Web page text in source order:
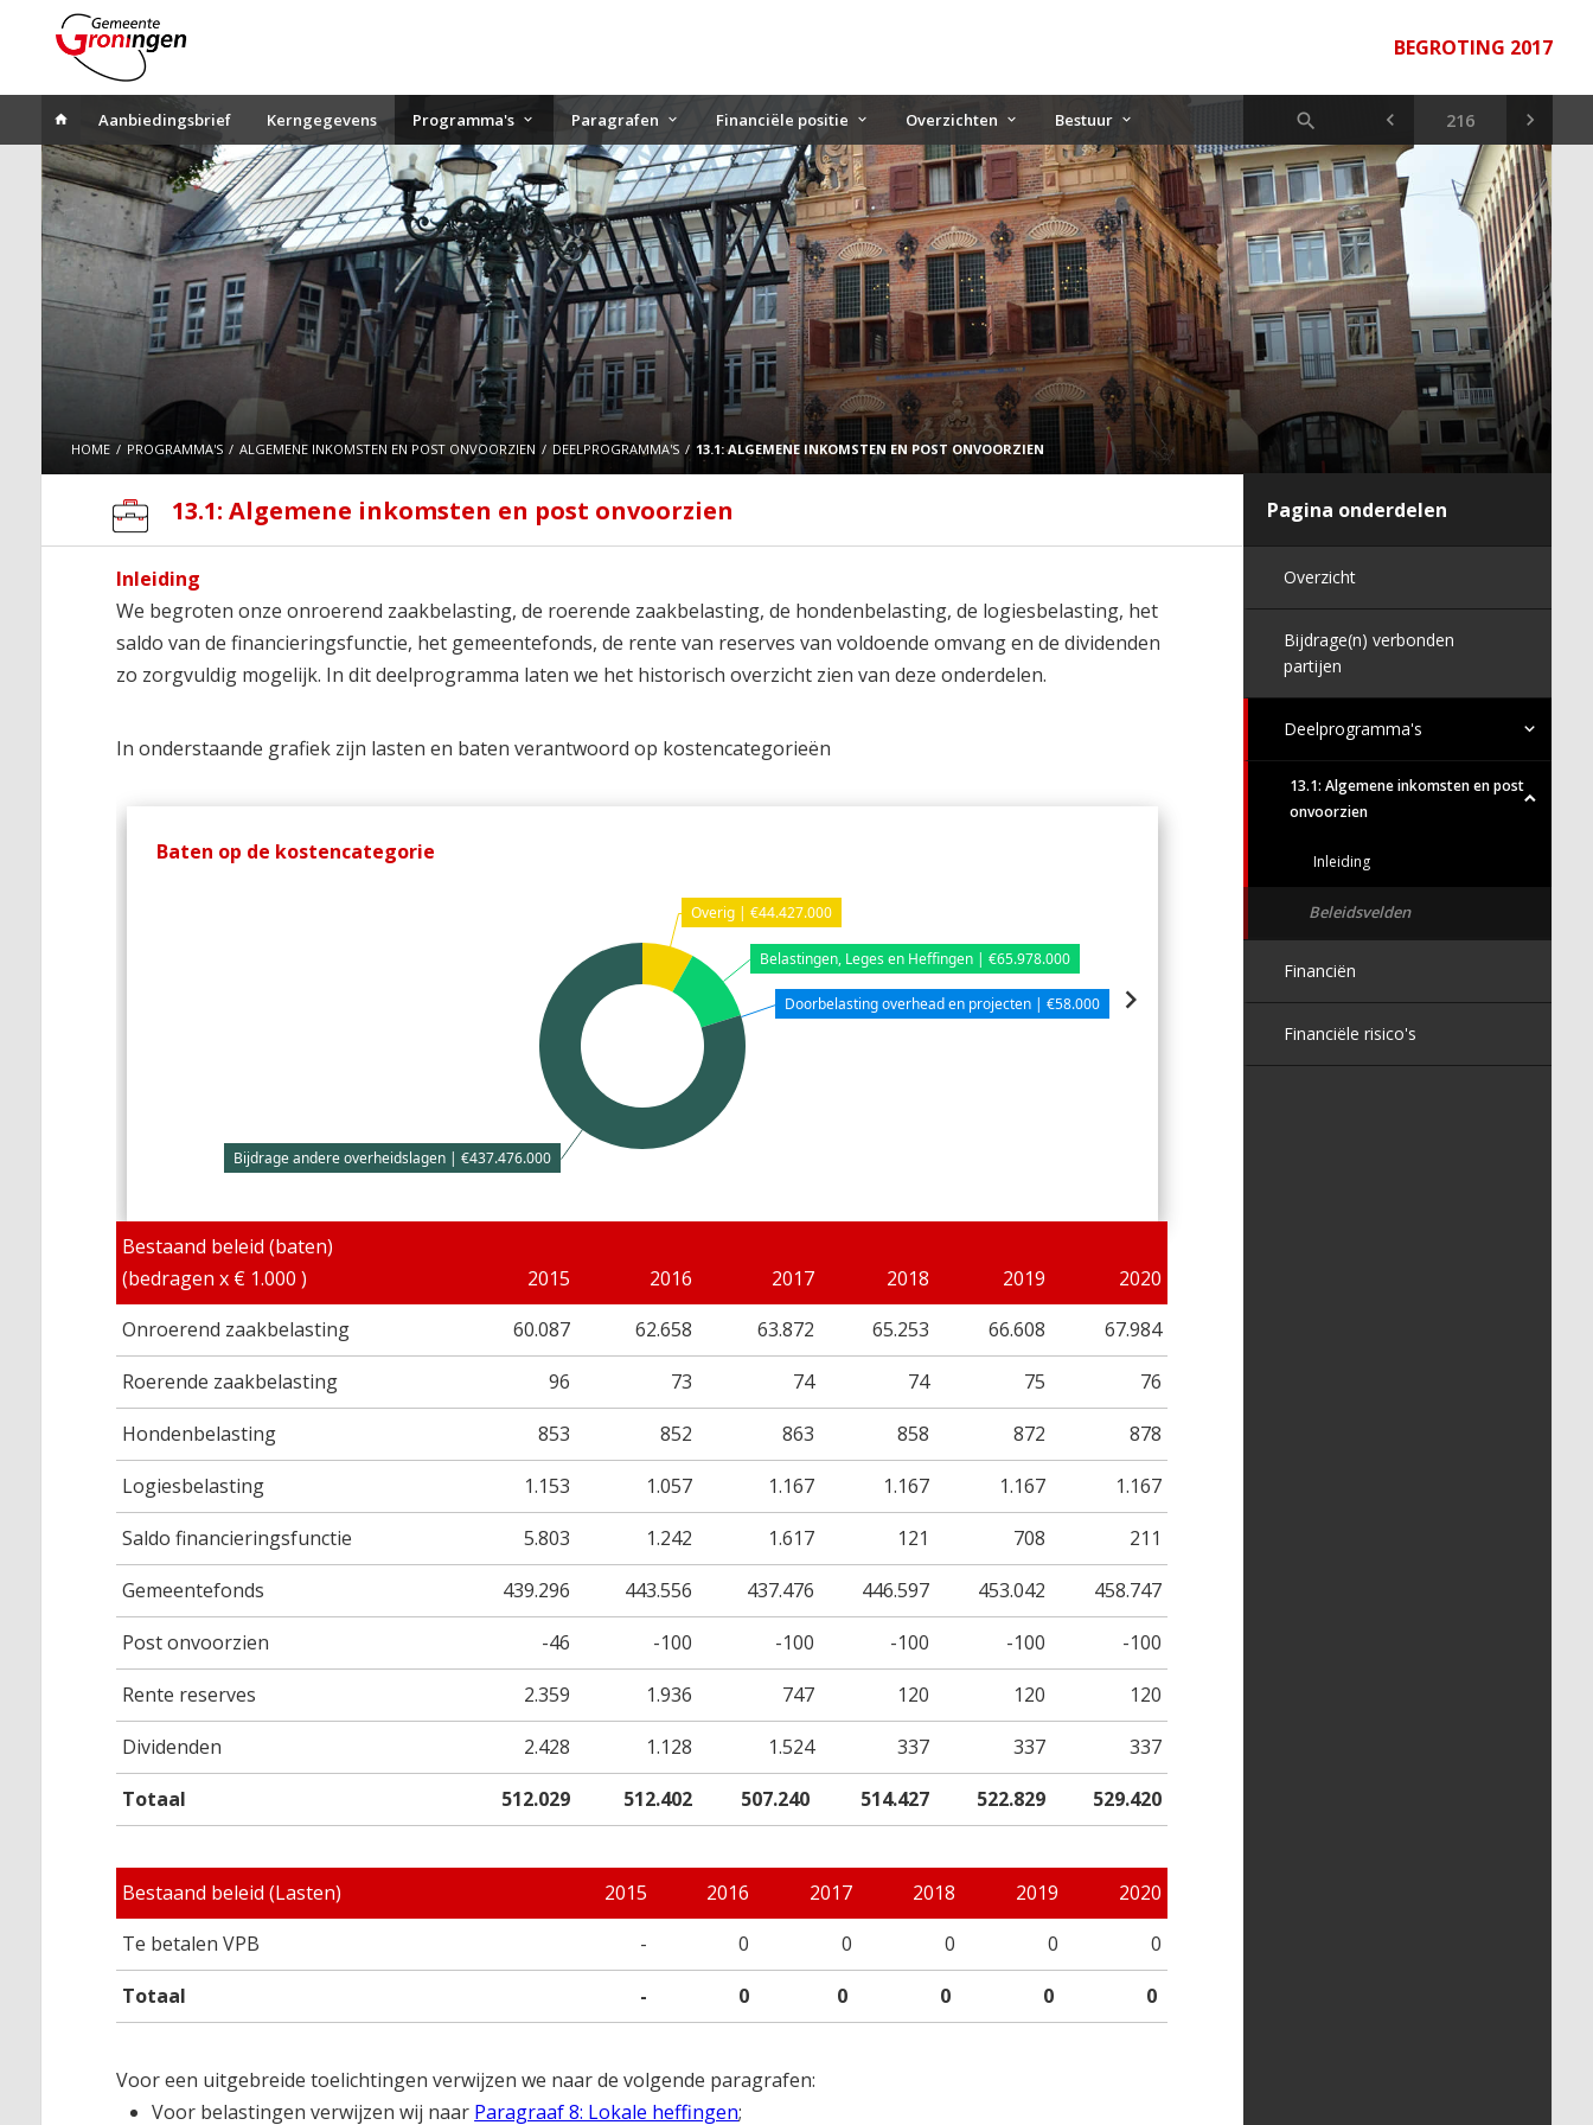
BEGROTING 2017
Aanbiedingsbrief Kerngegevens Programma's Paragrafen Financiële positie Overzichten Bestuur
HOME PROGRAMMA'S ALGEMENE INKOMSTEN EN POST ONVOORZIEN DEELPROGRAMMA'S 13.1: ALGEMENE INKOMSTEN EN POST ONVOORZIEN
Pagina onderdelen
Overzicht
Bijdrage(n) verbonden
partijen
Deelprogramma's
13.1: Algemene inkomsten en post
onvoorzien
Inleiding
Beleidsvelden
Financiën
Financiële risico's
13.1: Algemene inkomsten en post onvoorzien
Inleiding
We begroten onze onroerend zaakbelasting, de roerende zaakbelasting, de hondenbelasting, de logiesbelasting, het
saldo van de financieringsfunctie, het gemeentefonds, de rente van reserves van voldoende omvang en de dividenden
zo zorgvuldig mogelijk. In dit deelprogramma laten we het historisch overzicht zien van deze onderdelen.
In onderstaande grafiek zijn lasten en baten verantwoord op kostencategorieën
Baten op de kostencategorie
Overig | €44.427.000
Belastingen, Leges en Heffingen | €65.978.000
Doorbelasting overhead en projecten | €58.000
Bijdrage andere overheidslagen | €437.476.000
Lasten op de kostencategorie
Apparaatskosten | €2.486.000
Goederen en diensten | €100.000
Bestaand beleid (baten)
(bedragen x € 1.000 )
2015 2016 2017 2018 2019
2020
Onroerend zaakbelasting
60.087 62.658 63.872 65.253 66.608
67.984
Roerende zaakbelasting
96 73 74 74 75
76
Hondenbelasting
853 852 863 858 872
878
Logiesbelasting
1.153 1.057 1.167 1.167 1.167
1.167
Saldo financieringsfunctie
5.803 1.242 1.617 121 708
211
Gemeentefonds
439.296 443.556 437.476 446.597 453.042
458.747
Post onvoorzien
-46 -100 -100 -100 -100
-100
Rente reserves
2.359 1.936 747 120 120
120
Dividenden
2.428 1.128 1.524 337 337
337
Totaal
512.029 512.402 507.240 514.427 522.829 529.420
Bestaand beleid (Lasten) 2015 2016 2017 2018 2019
2020
Te betalen VPB
- 0 0 0 0
0
Totaal
- 0 0 0 0 0
Voor een uitgebreide toelichtingen verwijzen we naar de volgende paragrafen:
Voor belastingen verwijzen wij naar Paragraaf 8: Lokale heffingen;